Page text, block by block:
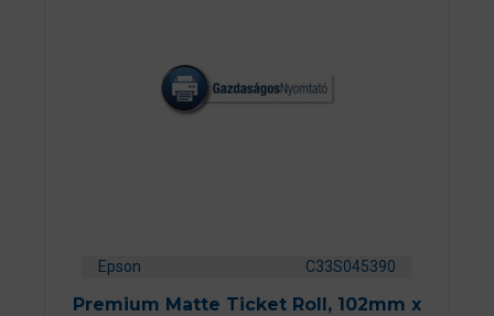
Epson C33S045390
Premium Matte Ticket Roll, 102mm x